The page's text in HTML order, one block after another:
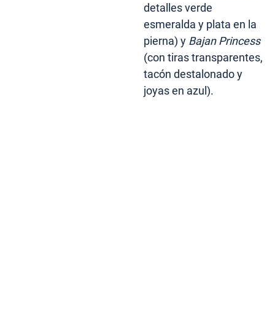
detalles verde
esmeralda y plata en la
pierna) y Bajan Princess
(con tiras transparentes,
tacón destalonado y
joyas en azul).